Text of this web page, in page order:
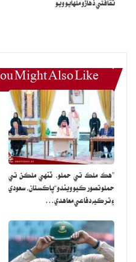
ثقافتي ڏهاڙو ملهايو ويو
Might Also Like
”هڪ ملڪ تي حملو، ٽنهي ملڪن تي
حملو تصور ڪيو ويندو“پاڪستان، سعودي
۽ ترڪيه دفاعي معاهدي…